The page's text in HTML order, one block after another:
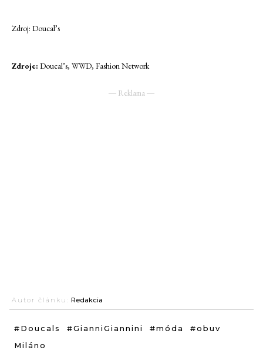
Zdroj: Doucal’s
Zdroje: Doucal’s, WWD, Fashion Network
― Reklama ―
Autor článku: Redakcia
#Doucals #GianniGiannini #móda
#obuv
Miláno